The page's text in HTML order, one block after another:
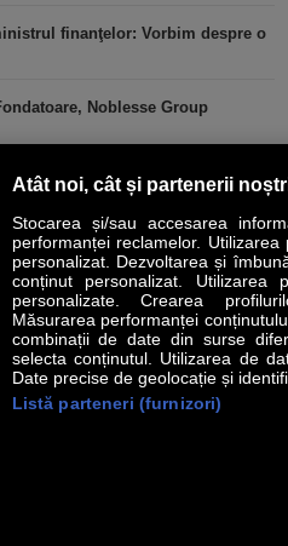
finanţelor: Vorbim despre o
Noblesse Group
ANALIZE HI-TECH MEET
Servicii
Atât noi, cât și partenerii
Stocarea și/sau accesarea
performanței reclamelor.
personalizat. Dezvoltarea și
conținut personalizat. Utilizarea
personalizate. Crearea
Măsurarea performanței
combinații de date din surse
selecta conținutul. Utilizarea de
Date precise de geolocație și
Listă parteneri (furnizori)